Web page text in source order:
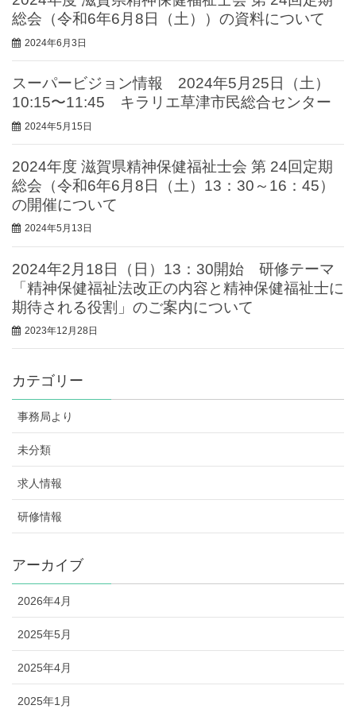
総会（令和6年6月8日（土））の資料について
2024年6月3日
スーパービジョン情報 2024年5月25日（土）
10:15〜11:45 キラリエ草津市民総合センター
2024年5月15日
2024年度 滋賀県精神保健福祉士会 第 24回定期
総会（令和6年6月8日（土）13：30～16：45）
の開催について
2024年5月13日
2024年2月18日（日）13：30開始 研修テーマ
「精神保健福祉法改正の内容と精神保健福祉士に
期待される役割」のご案内について
2023年12月28日
カテゴリー
事務局より
未分類
求人情報
研修情報
アーカイブ
2026年4月
2025年5月
2025年4月
2025年1月